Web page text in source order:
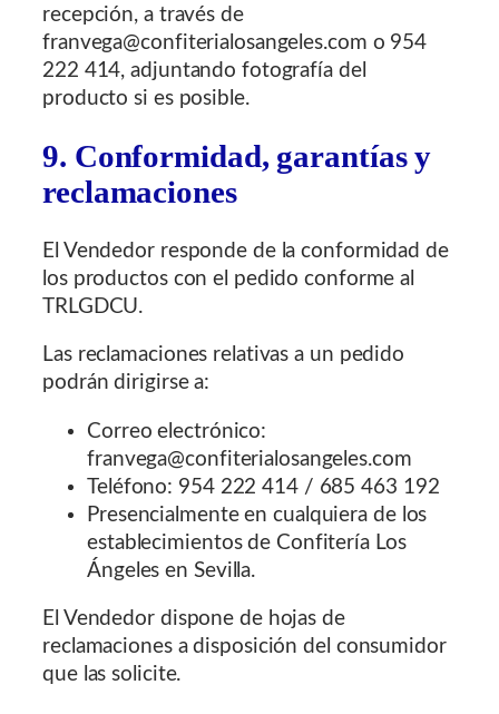
recepción, a través de
franvega@confiterialosangeles.com o 954
222 414, adjuntando fotografía del
producto si es posible.
9. Conformidad, garantías y
reclamaciones
El Vendedor responde de la conformidad de
los productos con el pedido conforme al
TRLGDCU.
Las reclamaciones relativas a un pedido
podrán dirigirse a:
Correo electrónico:
franvega@confiterialosangeles.com
Teléfono: 954 222 414 / 685 463 192
Presencialmente en cualquiera de los
establecimientos de Confitería Los
Ángeles en Sevilla.
El Vendedor dispone de hojas de
reclamaciones a disposición del consumidor
que las solicite.